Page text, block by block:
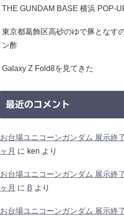
THE GUNDAM BASE 横浜 POP-
東京都葛飾区高砂のゆで豚となす
ン酢
Galaxy Z Fold8を見てきた
最近のコメント
お台場ユニコーンガンダム 展示終
ヶ月 に ken より
お台場ユニコーンガンダム 展示終
ヶ月 に B より
お台場ユニコーンガンダム 展示終